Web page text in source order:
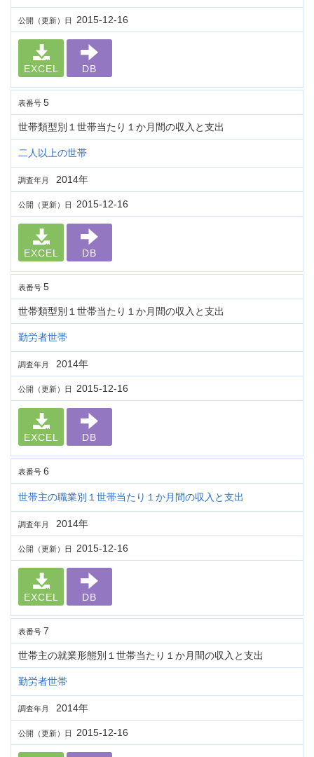
公開（更新）日 2015-12-16
EXCEL DB
表番号 5
世帯類型別１世帯当たり１か月間の収入と支出
二人以上の世帯
調査年月 2014年
公開（更新）日 2015-12-16
EXCEL DB
表番号 5
世帯類型別１世帯当たり１か月間の収入と支出
勤労者世帯
調査年月 2014年
公開（更新）日 2015-12-16
EXCEL DB
表番号 6
世帯主の職業別１世帯当たり１か月間の収入と支出
調査年月 2014年
公開（更新）日 2015-12-16
EXCEL DB
表番号 7
世帯主の就業形態別１世帯当たり１か月間の収入と支出
勤労者世帯
調査年月 2014年
公開（更新）日 2015-12-16